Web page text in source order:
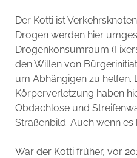
Der Kotti ist
Drogen werden hier
Drogenkonsumraum
den Willen von
um Abhängigen zu helfen.
Körperverletzung haben
Obdachlose und
Straßenbild. Auch wenn es
War der Kotti früher, vor